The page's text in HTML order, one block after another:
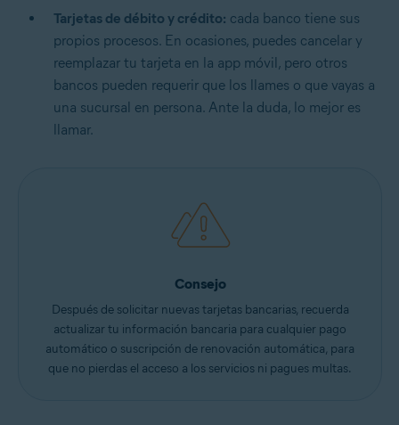
Tarjetas de débito y crédito: cada banco tiene sus
propios procesos. En ocasiones, puedes cancelar y
reemplazar tu tarjeta en la app móvil, pero otros
bancos pueden requerir que los llames o que vayas a
una sucursal en persona. Ante la duda, lo mejor es
llamar.
Consejo
Después de solicitar nuevas tarjetas bancarias, recuerda
actualizar tu información bancaria para cualquier pago
automático o suscripción de renovación automática, para
que no pierdas el acceso a los servicios ni pagues multas.